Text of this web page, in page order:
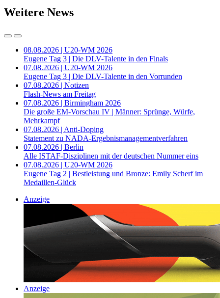
Weitere News
08.08.2026 | U20-WM 2026
Eugene Tag 3 | Die DLV-Talente in den Finals
07.08.2026 | U20-WM 2026
Eugene Tag 3 | Die DLV-Talente in den Vorrunden
07.08.2026 | Notizen
Flash-News am Freitag
07.08.2026 | Birmingham 2026
Die große EM-Vorschau IV | Männer: Sprünge, Würfe,
Mehrkampf
07.08.2026 | Anti-Doping
Statement zu NADA-Ergebnismanagementverfahren
07.08.2026 | Berlin
Alle ISTAF-Disziplinen mit der deutschen Nummer eins
07.08.2026 | U20-WM 2026
Eugene Tag 2 | Bestleistung und Bronze: Emily Scherf im
Medaillen-Glück
Anzeige
Anzeige